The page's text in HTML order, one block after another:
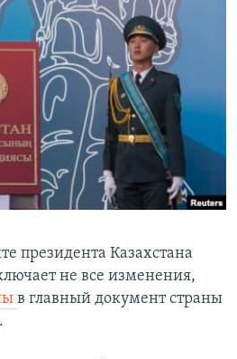
президента Казахстана
не все изменения,
в главный документ страны